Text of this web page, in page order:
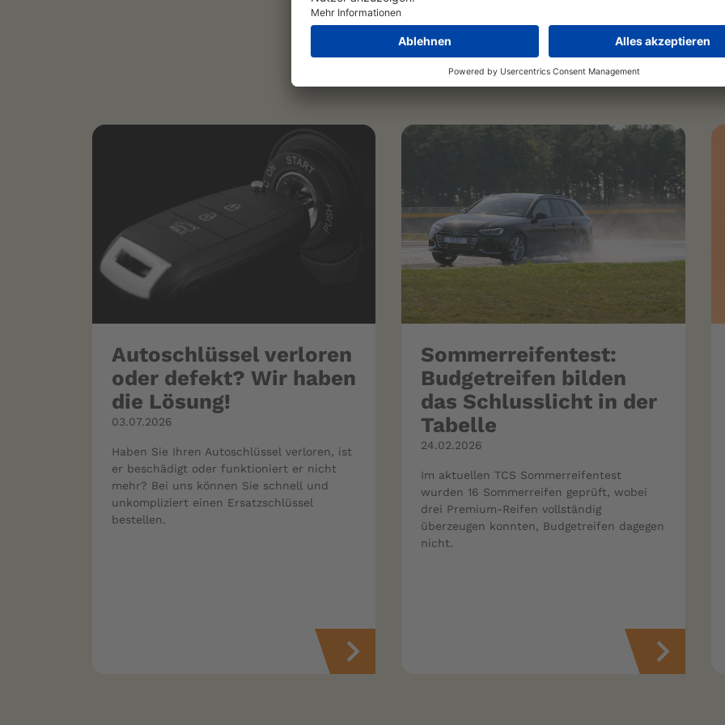
Aktuelles
Autoschlüssel verloren
oder defekt? Wir haben
die Lösung!
03.07.2026
Haben Sie Ihren Autoschlüssel verloren, ist
er beschädigt oder funktioniert er nicht
mehr? Bei uns können Sie schnell und
unkompliziert einen Ersatzschlüssel
bestellen.
Sommerreifentest:
Budgetreifen bilden
das Schlusslicht in der
Tabelle
24.02.2026
Im aktuellen TCS Sommerreifentest
wurden 16 Sommerreifen geprüft, wobei
drei Premium-Reifen vollständig
überzeugen konnten, Budgetreifen dagegen
nicht.